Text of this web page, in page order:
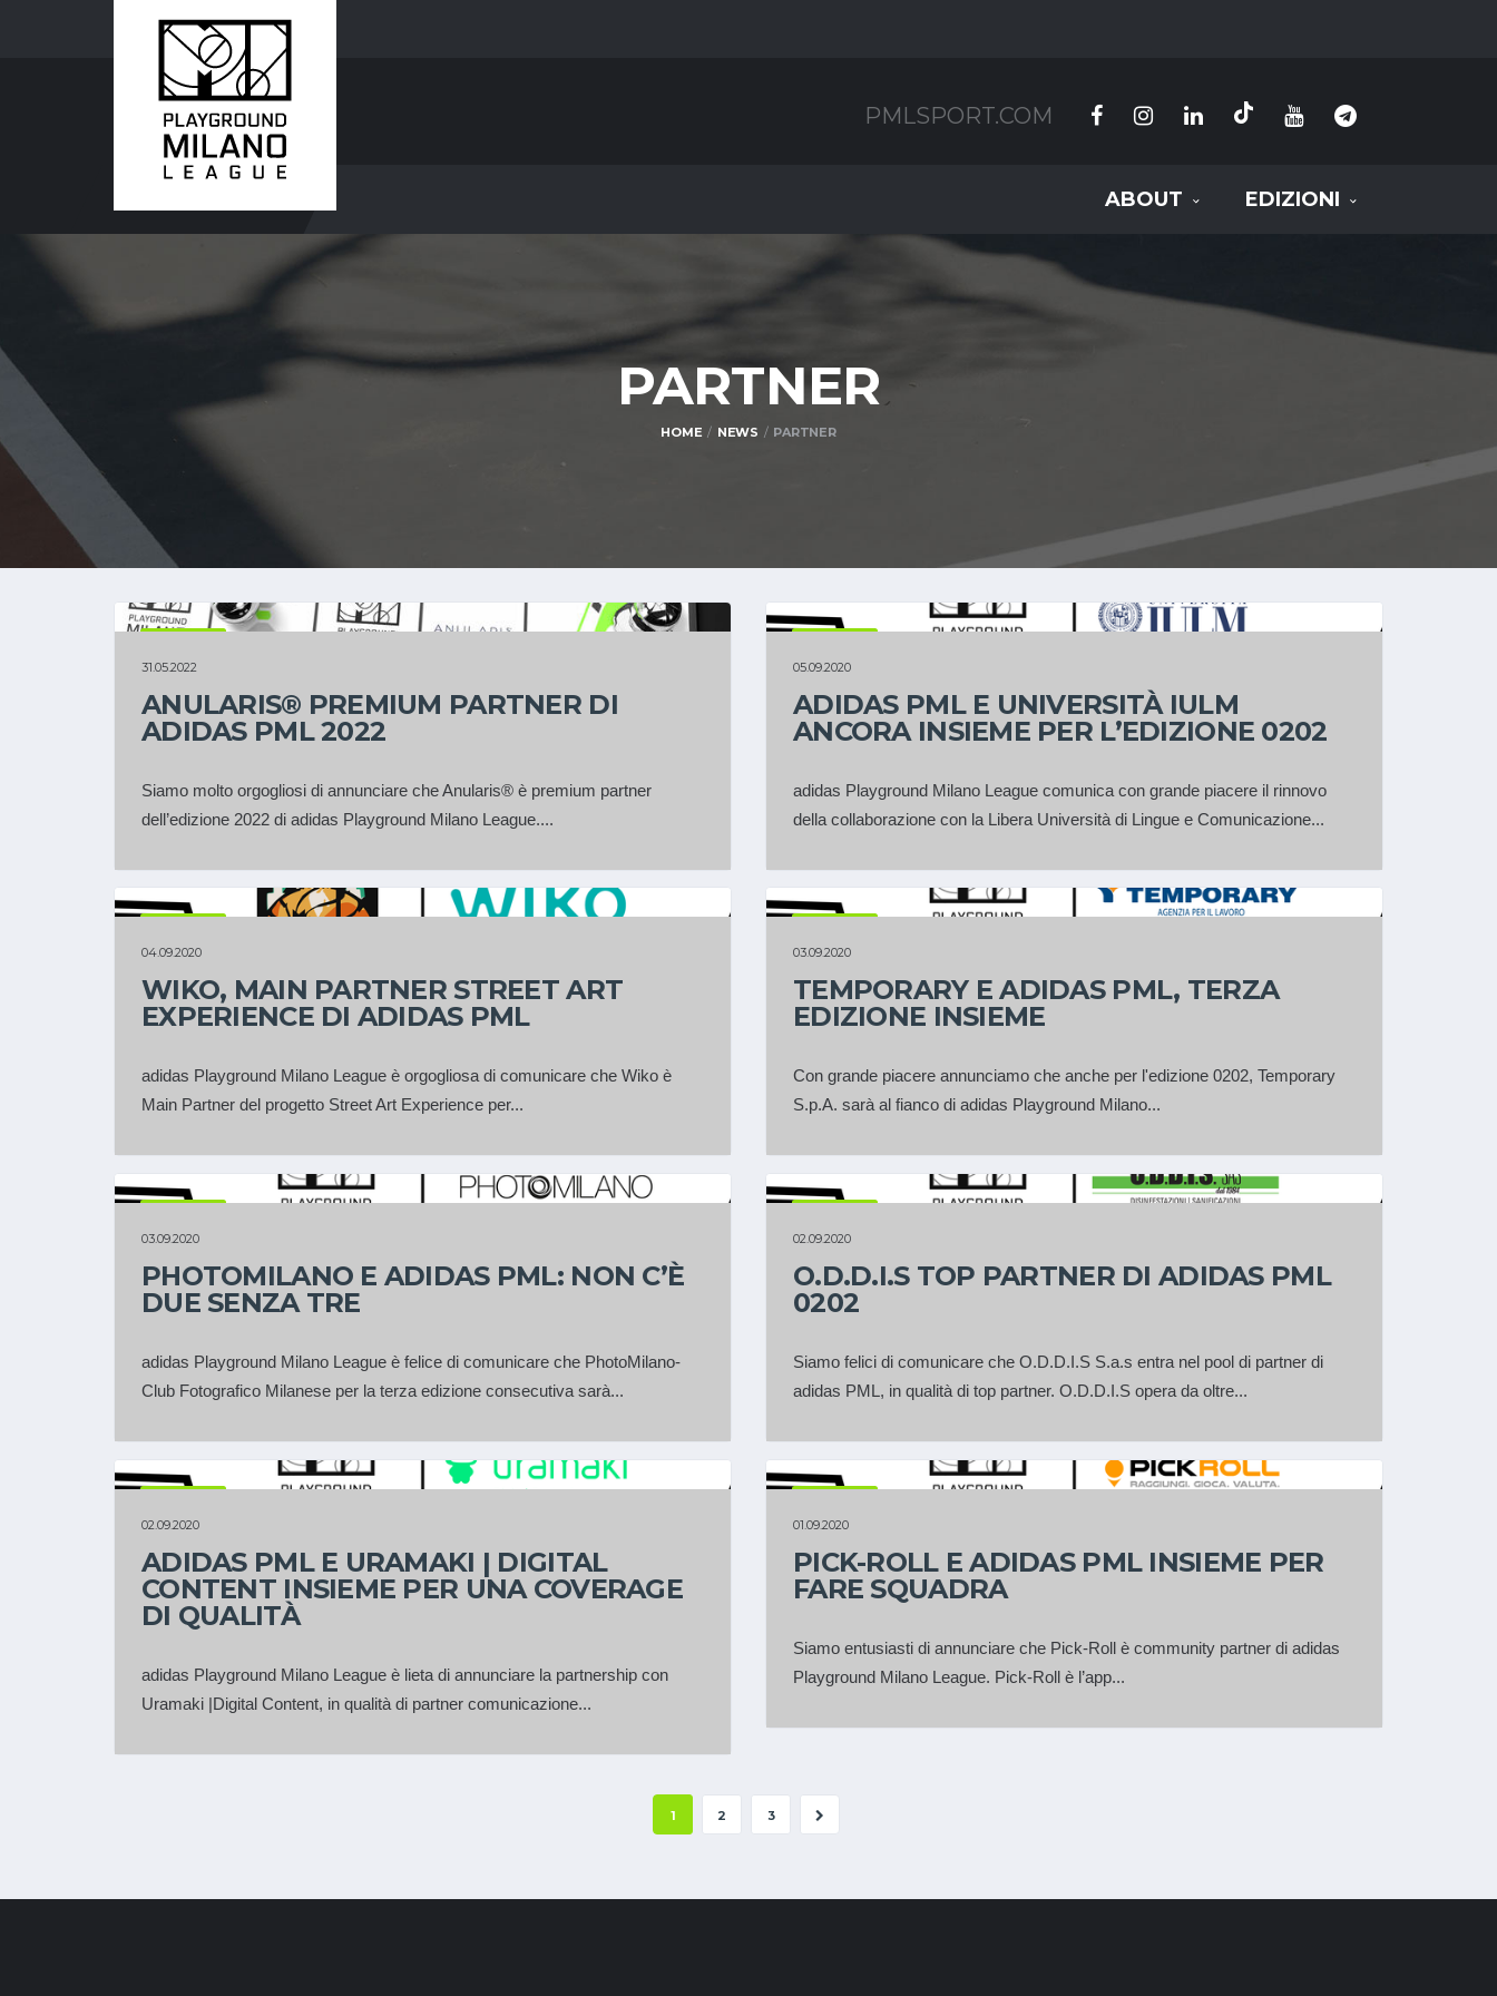
PMLSPORT.COM
ABOUT EDIZIONI
PARTNER
HOME NEWS PARTNER
31.05.2022
ANULARIS® PREMIUM PARTNER DI
ADIDAS PML 2022
Siamo molto orgogliosi di annunciare che Anularis® è premium partner
dell’edizione 2022 di adidas Playground Milano League....
05.09.2020
ADIDAS PML E UNIVERSITÀ IULM
ANCORA INSIEME PER L’EDIZIONE 0202
adidas Playground Milano League comunica con grande piacere il rinnovo
della collaborazione con la Libera Università di Lingue e Comunicazione...
04.09.2020
WIKO, MAIN PARTNER STREET ART
EXPERIENCE DI ADIDAS PML
adidas Playground Milano League è orgogliosa di comunicare che Wiko è
Main Partner del progetto Street Art Experience per...
03.09.2020
TEMPORARY E ADIDAS PML, TERZA
EDIZIONE INSIEME
Con grande piacere annunciamo che anche per l'edizione 0202, Temporary
S.p.A. sarà al fianco di adidas Playground Milano...
03.09.2020
PHOTOMILANO E ADIDAS PML: NON C’È
DUE SENZA TRE
adidas Playground Milano League è felice di comunicare che PhotoMilano-
Club Fotografico Milanese per la terza edizione consecutiva sarà...
02.09.2020
O.D.D.I.S TOP PARTNER DI ADIDAS PML
0202
Siamo felici di comunicare che O.D.D.I.S S.a.s entra nel pool di partner di
adidas PML, in qualità di top partner. O.D.D.I.S opera da oltre...
02.09.2020
ADIDAS PML E URAMAKI | DIGITAL
CONTENT INSIEME PER UNA COVERAGE
DI QUALITÀ
adidas Playground Milano League è lieta di annunciare la partnership con
Uramaki |Digital Content, in qualità di partner comunicazione...
01.09.2020
PICK-ROLL E ADIDAS PML INSIEME PER
FARE SQUADRA
Siamo entusiasti di annunciare che Pick-Roll è community partner di adidas
Playground Milano League. Pick-Roll è l’app...
1 2 3